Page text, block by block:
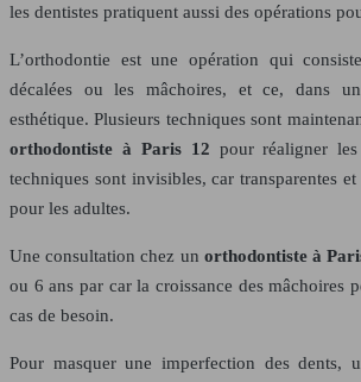
les dentistes pratiquent aussi des opérations
L’orthodontie est une opération qui
décalées ou les mâchoires, et ce, dans
esthétique. Plusieurs techniques sont
orthodontiste à Paris 12 pour réaligner
techniques sont invisibles, car transparentes
pour les adultes.
Une consultation chez un orthodontiste à
ou 6 ans par car la croissance des mâchoires
cas de besoin.
Pour masquer une imperfection des dents,